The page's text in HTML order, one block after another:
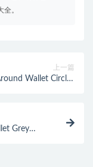
。
上一篇
Wallet Circles
Grey